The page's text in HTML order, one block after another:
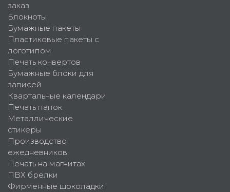
заказ
Блокноты
Бумажные пакеты
Пластиковые пакеты с
логотипом
Печать конвертов
Бумажные блоки для
записей
Квартальные календари
Печать папок
Металлические
стикеры
Производство
ежедневников
Печать на магнитах
ПВХ брелки
Фирменные шоколадки